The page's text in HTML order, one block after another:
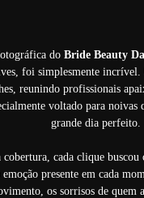
do Bride Beauty
foi simplesmente incrível.
reunindo profissionais
voltado para noivas
grande dia perfeito.
cada clique buscou
presente em cada
os sorrisos de